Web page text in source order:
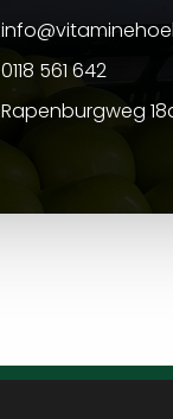
0118 561 642
Rapenburgweg